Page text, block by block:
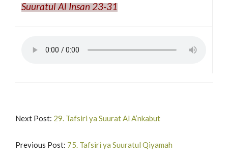
Suuratul Al Insan 23-31
Next Post: 29. Tafsiri ya Suurat Al A’nkabut
Previous Post: 75. Tafsiri ya Suuratul Qiyamah